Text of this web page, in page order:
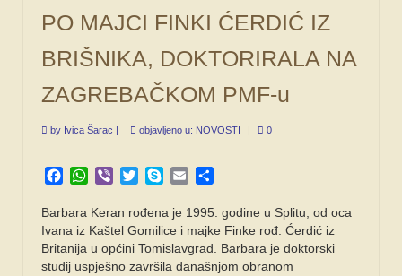
PO MAJCI FINKI ĆERDIĆ IZ
BRIŠNIKA, DOKTORIRALA NA
ZAGREBAČKOM PMF-u
by Ivica Šarac | objavljeno u: NOVOSTI | 0
Facebook
WhatsApp
Viber TwitterSkypeEmail
Barbara Keran rođena je 1995. godine u Splitu, od oca
Ivana iz Kaštel Gomilice i majke Finke rođ. Ćerdić iz
Britanija u općini Tomislavgrad. Barbara je doktorski
studij uspješno završila današnjom obranom